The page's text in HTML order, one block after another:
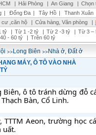
| Hải Phòng | An Giang | Chọn
| Đống Đa | Tây Hồ | Thanh Xuân
cư ,căn hộ | Cửa hàng, Văn phòng |
tỷ | Từ 1 -2 tỷ | Từ 2 -3 tỷ | Từ 3 –
- 60 tỷ | Trên 60 tỷ
>>Long Biên >>Nhà ở, Đất ở
MÁY, Ô TÔ VÀO NHÀ
ô tô tránh dừng đỗ
Bàn, Cổ Linh.
TTTM Aeon, trường học
uất.